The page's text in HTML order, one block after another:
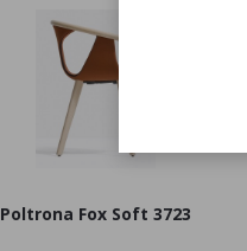
Poltrona Fox Soft 3723